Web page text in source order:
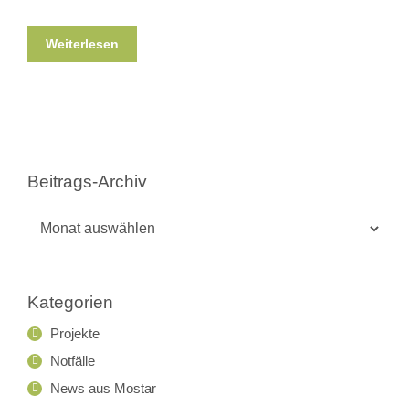
Weiterlesen
Beitrags-Archiv
Kategorien
Projekte
Notfälle
News aus Mostar